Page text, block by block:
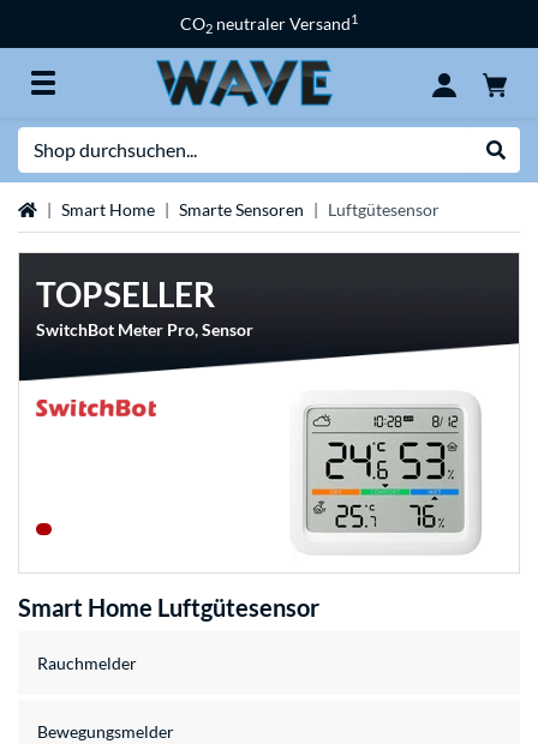
CO2 neutraler Versand1
StartseiteSmart Home Smarte Sensoren Luftgütesensor
TOPSELLER
SwitchBot Meter Pro, Sensor
Smart Home Luftgütesensor
Rauchmelder
Bewegungsmelder